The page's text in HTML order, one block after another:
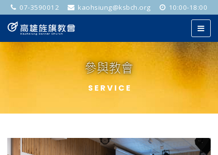
07-3590012 kaohsiung@ksbch.org 10:00-18:00
參與教會
SERVICE